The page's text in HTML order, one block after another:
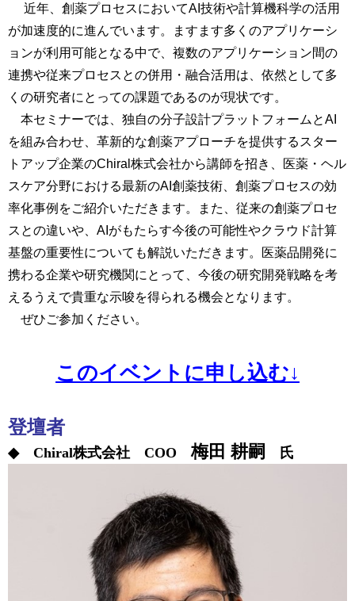
近年、創薬プロセスにおいてAI 技術や計算機科学の活用
が加速度的に進んでいます。ますます多くのアプリケーシ
ョンが利用可能となる中で、複数のアプリケーション間の
連携や従来プロセスとの併用・融合活用は、依然として多
くの研究者にとっての課題であるのが現状です。
本セミナーでは、独自の分子設計プラットフォームとAI
を組み合わせ、革新的な創薬アプローチを提供するスター
トアップ企業のChiral 株式会社から講師を招き、医薬・ヘル
スケア分野における最新のAI 創薬技術、創薬プロセスの効
率化事例をご紹介いただきます。また、従来の創薬プロセ
スとの違いや、 AI がもたらす今後の可能性やクラウド計算
基盤の重要性についても解説いただきます。医薬品開発に
携わる企業や研究機関にとって、今後の研究開発戦略を考
えるうえで貴重な示唆を得られる機会となります。
ぜひご参加ください。
このイベントに申し込む↓
登壇者
◆ Chiral株式会社 COO梅田 耕嗣 氏